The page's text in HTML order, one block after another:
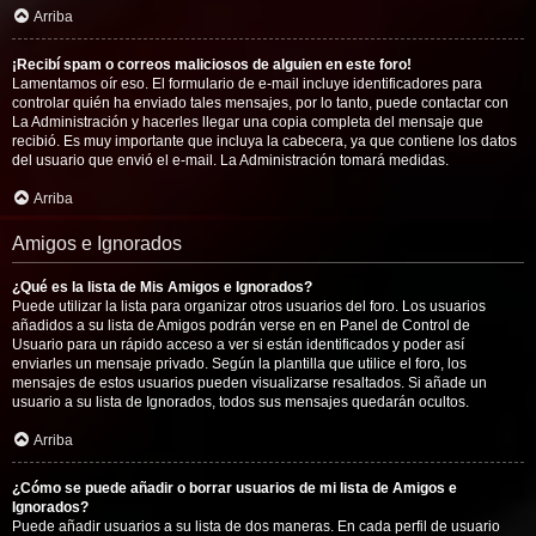
Arriba
¡Recibí spam o correos maliciosos de alguien en este foro!
Lamentamos oír eso. El formulario de e-mail incluye identificadores para
controlar quién ha enviado tales mensajes, por lo tanto, puede contactar con
La Administración y hacerles llegar una copia completa del mensaje que
recibió. Es muy importante que incluya la cabecera, ya que contiene los datos
del usuario que envió el e-mail. La Administración tomará medidas.
Arriba
Amigos e Ignorados
¿Qué es la lista de Mis Amigos e Ignorados?
Puede utilizar la lista para organizar otros usuarios del foro. Los usuarios
añadidos a su lista de Amigos podrán verse en en Panel de Control de
Usuario para un rápido acceso a ver si están identificados y poder así
enviarles un mensaje privado. Según la plantilla que utilice el foro, los
mensajes de estos usuarios pueden visualizarse resaltados. Si añade un
usuario a su lista de Ignorados, todos sus mensajes quedarán ocultos.
Arriba
¿Cómo se puede añadir o borrar usuarios de mi lista de Amigos e
Ignorados?
Puede añadir usuarios a su lista de dos maneras. En cada perfil de usuario